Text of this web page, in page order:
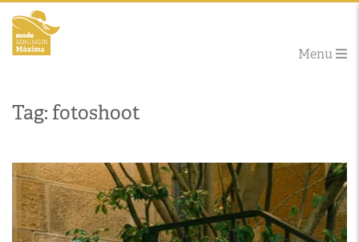
Menu
Tag: fotoshoot